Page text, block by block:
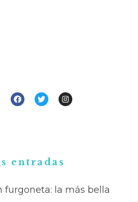
FacebookTwitterInstagram
entradas
furgoneta: la más bella